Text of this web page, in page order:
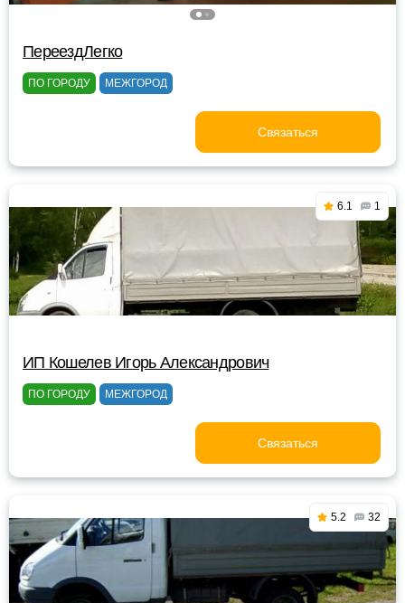
ПереездЛегко
ПО ГОРОДУ МЕЖГОРОД
Связаться
6.1 1
ИП Кошелев Игорь Александрович
ПО ГОРОДУ МЕЖГОРОД
Связаться
5.2 32